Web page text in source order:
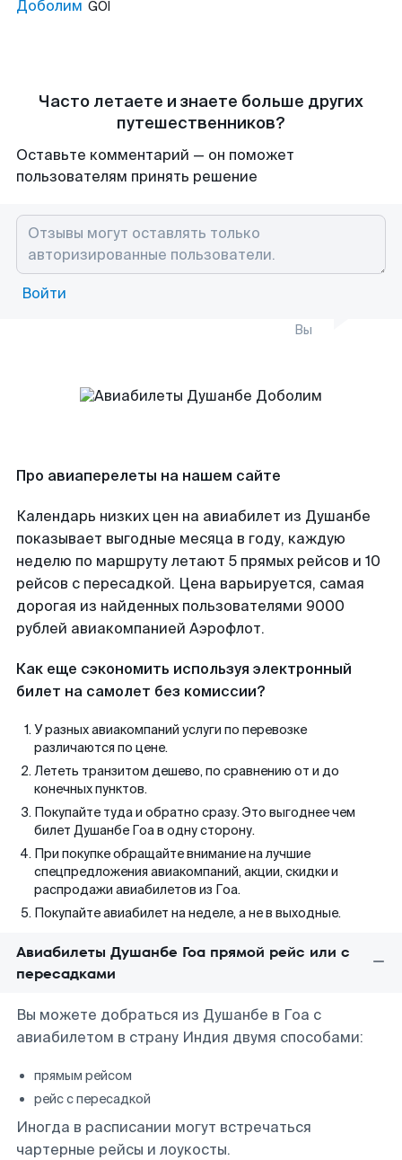
Доболим GOI
Часто летаете и знаете больше других
путешественников?
Оставьте комментарий — он поможет
пользователям принять решение
Войти
Вы
Про авиаперелеты на нашем сайте
Календарь низких цен на авиабилет из Душанбе
показывает выгодные месяца в году, каждую
неделю по маршруту летают 5 прямых рейсов и 10
рейсов с пересадкой. Цена варьируется, самая
дорогая из найденных пользователями 9000
рублей авиакомпанией Аэрофлот.
Как еще сэкономить используя электронный
билет на самолет без комиссии?
У разных авиакомпаний услуги по перевозке
различаются по цене.
Лететь транзитом дешево, по сравнению от и до
конечных пунктов.
Покупайте туда и обратно сразу. Это выгоднее чем
билет Душанбе Гоа в одну сторону.
При покупке обращайте внимание на лучшие
спецпредложения авиакомпаний, акции, скидки и
распродажи авиабилетов из Гоа.
Покупайте авиабилет на неделе, а не в выходные.
Авиабилеты Душанбе Гоа прямой рейс или с
пересадками
Вы можете добраться из Душанбе в Гоа с
авиабилетом в страну Индия двумя способами:
прямым рейсом
рейс с пересадкой
Иногда в расписании могут встречаться
чартерные рейсы и лоукосты.